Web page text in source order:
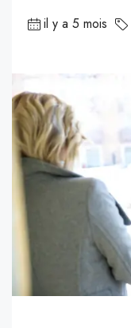
il y a 5 mois